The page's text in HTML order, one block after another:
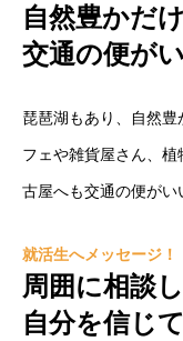
自然豊かだ
交通の便が
琵琶湖もあり、自然
フェや雑貨屋さん、
古屋へも交通の便がい
就活生へメッセージ！
周囲に相談
自分を信じ